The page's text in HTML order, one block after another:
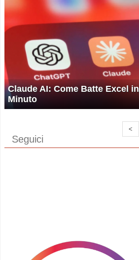
Claude AI: Come Batte Excel
Minuto
<
Seguici